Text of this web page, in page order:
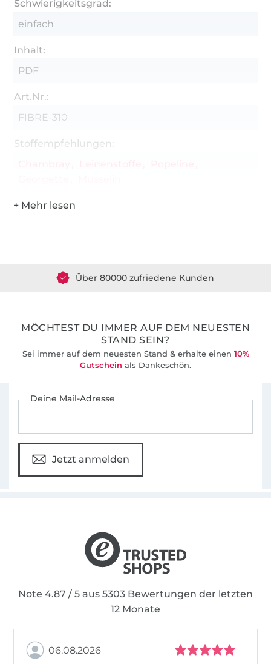
Schwierigkeitsgrad:
einfach
Inhalt:
PDF
Art.Nr.:
FIBRE-310
Stoffempfehlungen:
MÖCHTEST DU IMMER AUF DEM NEUESTEN
STAND SEIN?
Sei immer auf dem neuesten Stand & erhalte einen 10%
Gutschein als Dankeschön.
Deine Mail-Adresse
Jetzt anmelden
Note 4.87 / 5 aus 5303 Bewertungen der letzten
12 Monate
06.08.2026